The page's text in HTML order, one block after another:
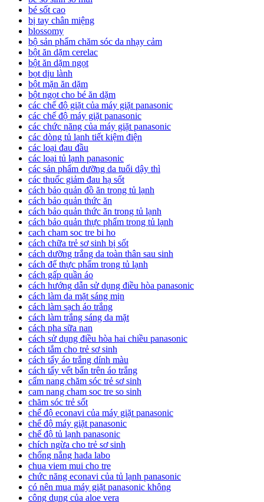
bé sốt cao
bị tay chân miệng
blossomy
bộ sản phẩm chăm sóc da nhạy cảm
bột ăn dặm cerelac
bột ăn dặm ngọt
bọt dịu lành
bột mặn ăn dặm
bột ngọt cho bé ăn dặm
các chế độ giặt của máy giặt panasonic
các chế độ máy giặt panasonic
các chức năng của máy giặt panasonic
các dòng tủ lạnh tiết kiệm điện
các loại đau đầu
các loại tủ lạnh panasonic
các sản phẩm dưỡng da tuổi dậy thì
các thuốc giảm đau hạ sốt
cách bảo quản đồ ăn trong tủ lạnh
cách bảo quản thức ăn
cách bảo quản thức ăn trong tủ lạnh
cách bảo quản thực phẩm trong tủ lạnh
cach cham soc tre bi ho
cách chữa trẻ sơ sinh bị sốt
cách dưỡng trắng da toàn thân sau sinh
cách để thực phẩm trong tủ lạnh
cách gấp quần áo
cách hướng dẫn sử dụng điều hòa panasonic
cách làm da mặt sáng mịn
cách làm sạch áo trắng
cách làm trắng sáng da mặt
cách pha sữa nan
cách sử dụng điều hòa hai chiều panasonic
cách tắm cho trẻ sơ sinh
cách tẩy áo trắng dính màu
cách tẩy vết bẩn trên áo trắng
cẩm nang chăm sóc trẻ sơ sinh
cam nang cham soc tre so sinh
chăm sóc trẻ sốt
chế độ econavi của máy giặt panasonic
chế độ máy giặt panasonic
chế độ tủ lạnh panasonic
chích ngừa cho trẻ sơ sinh
chống nắng hada labo
chua viem mui cho tre
chức năng econavi của tủ lạnh panasonic
có nên mua máy giặt panasonic không
công dụng của aloe vera